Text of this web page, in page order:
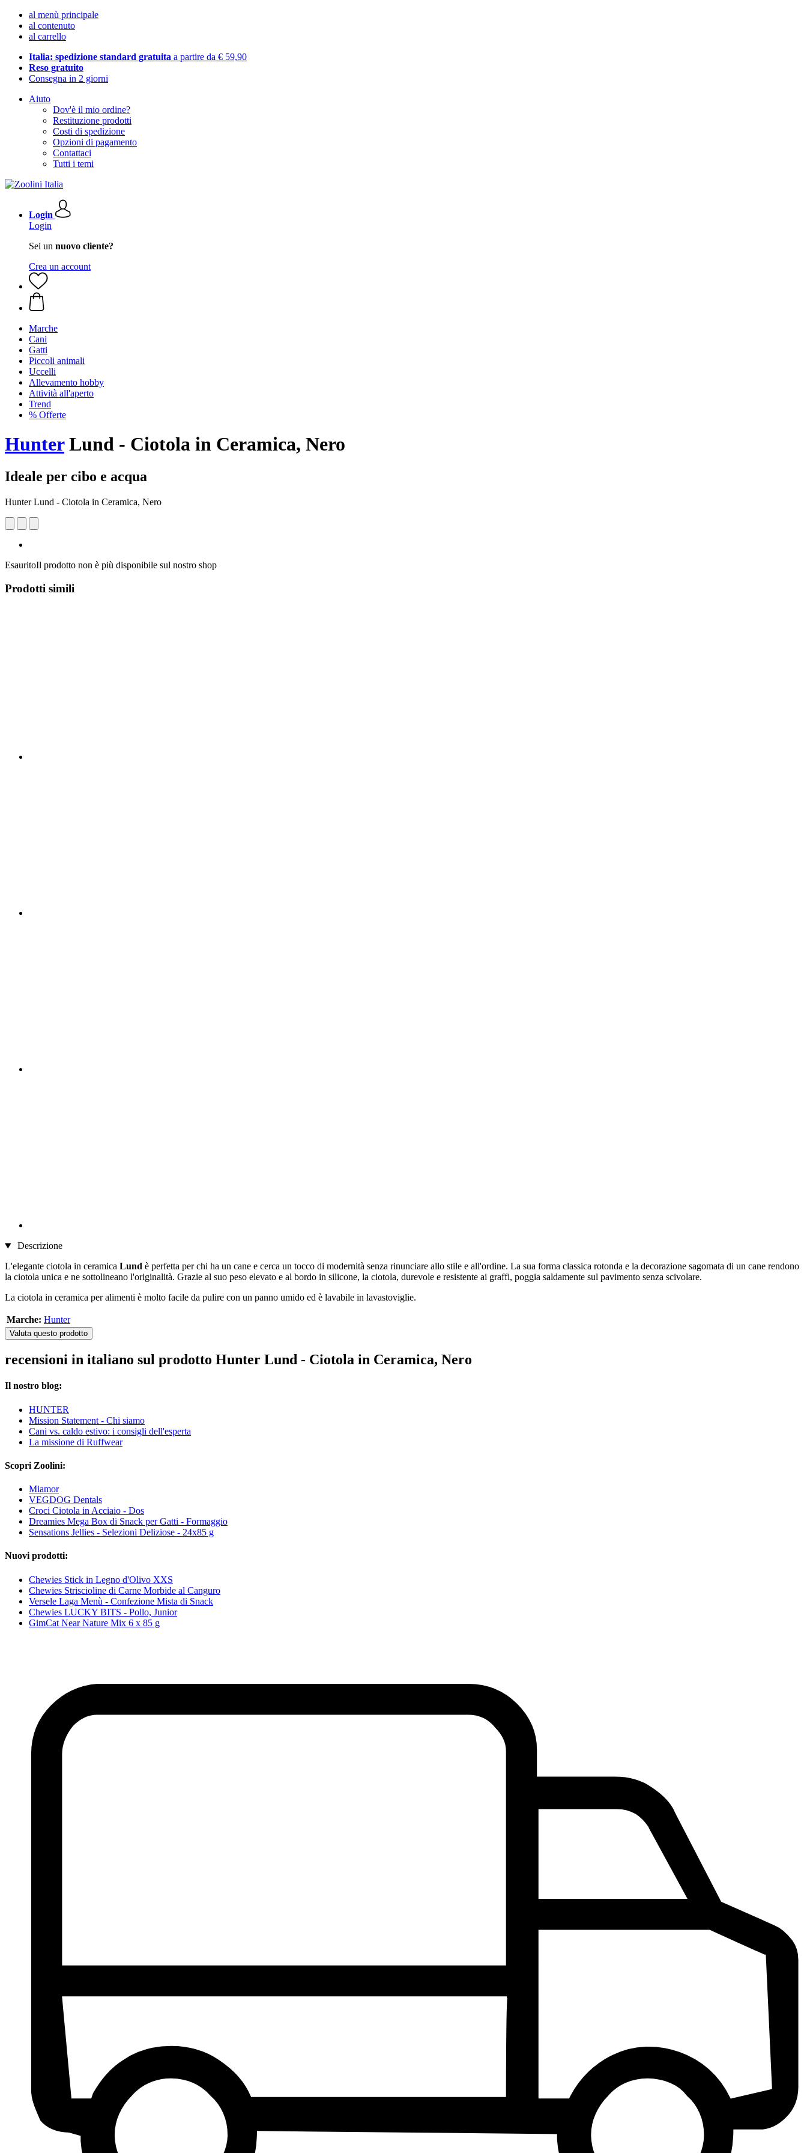
al menù principale
al contenuto
al carrello
Italia: spedizione standard gratuita a partire da € 59,90
Reso gratuito
Consegna in 2 giorni
Aiuto
Dov'è il mio ordine?
Restituzione prodotti
Costi di spedizione
Opzioni di pagamento
Contattaci
Tutti i temi
Login
Login
Sei un nuovo cliente?
Crea un account
Marche
Cani
Gatti
Piccoli animali
Uccelli
Allevamento hobby
Attività all'aperto
Trend
% Offerte
HunterLund - Ciotola in Ceramica, Nero
Ideale per cibo e acqua
Hunter Lund - Ciotola in Ceramica, Nero
EsauritoIl prodotto non è più disponibile sul nostro shop
Prodotti simili
Descrizione
L'elegante ciotola in ceramica Lund è perfetta per chi ha un cane e cerca un tocco di modernità senza rinunciare allo stile e all'ordine. La sua forma classica rotonda e la decorazione sagomata di un cane rendono
la ciotola unica e ne sottolineano l'originalità. Grazie al suo peso elevato e al bordo in silicone, la ciotola, durevole e resistente ai graffi, poggia saldamente sul pavimento senza scivolare.
La ciotola in ceramica per alimenti è molto facile da pulire con un panno umido ed è lavabile in lavastoviglie.
Marche: Hunter
Valuta questo prodotto
recensioni in italiano sul prodotto Hunter Lund - Ciotola in Ceramica, Nero
Il nostro blog:
HUNTER
Mission Statement - Chi siamo
Cani vs. caldo estivo: i consigli dell'esperta
La missione di Ruffwear
Scopri Zoolini:
Miamor
VEGDOG Dentals
Croci Ciotola in Acciaio - Dos
Dreamies Mega Box di Snack per Gatti - Formaggio
Sensations Jellies - Selezioni Deliziose - 24x85 g
Nuovi prodotti:
Chewies Stick in Legno d'Olivo XXS
Chewies Striscioline di Carne Morbide al Canguro
Versele Laga Menù - Confezione Mista di Snack
Chewies LUCKY BITS - Pollo, Junior
GimCat Near Nature Mix 6 x 85 g